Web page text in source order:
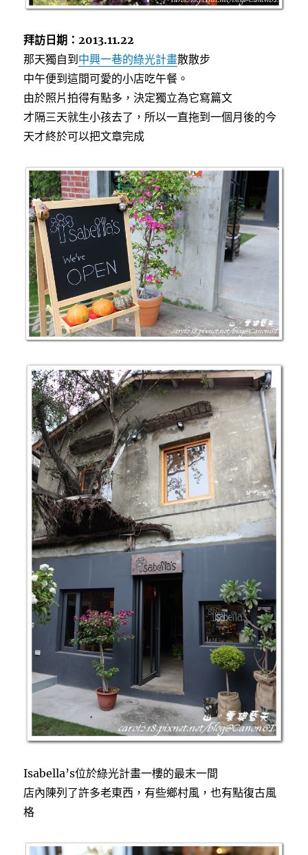
拜訪日期：2013.11.22
那天獨自到中興一巷的綠光計畫散散步
中午便到這間可愛的小店吃午餐。
由於照片拍得有點多，決定獨立為它寫篇文
才隔三天就生小孩去了，所以一直拖到一個月後的今
天才終於可以把文章完成
Isabella’s位於綠光計畫一樓的最末一間
店內陳列了許多老東西，有些鄉村風，也有點復古風
格